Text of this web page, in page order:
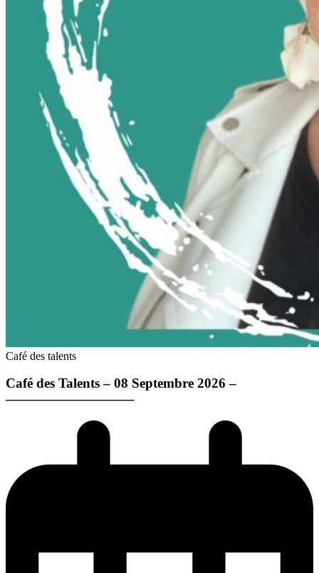
Café des talents
Café des Talents – 08 Septembre 2026 –
—————————–